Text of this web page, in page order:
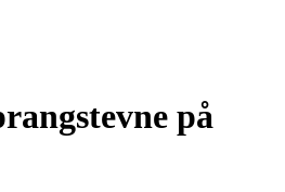
på